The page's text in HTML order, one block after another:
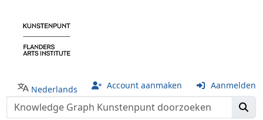
Nederlands Account aanmaken Aanmelden